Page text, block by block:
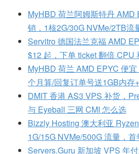
MyHBD 荷兰阿姆斯特丹 AMD
销，1核2G/30G NVMe/2TB流
Servitro 德国法兰克福 AMD
$12 起，下单 ticket 翻倍 CPU
MyHBD 荷兰 AMD EPYC 便
个月算/回复订单号送1GB内存
DMIT 香港 AS3 VPS 补货，
与 Eyeball 三网 CMI 怎么选
Bizzly Hosting 澳大利亚
1G/15G NVMe/500G 流量，
Servers.Guru 新加坡 VPS 年